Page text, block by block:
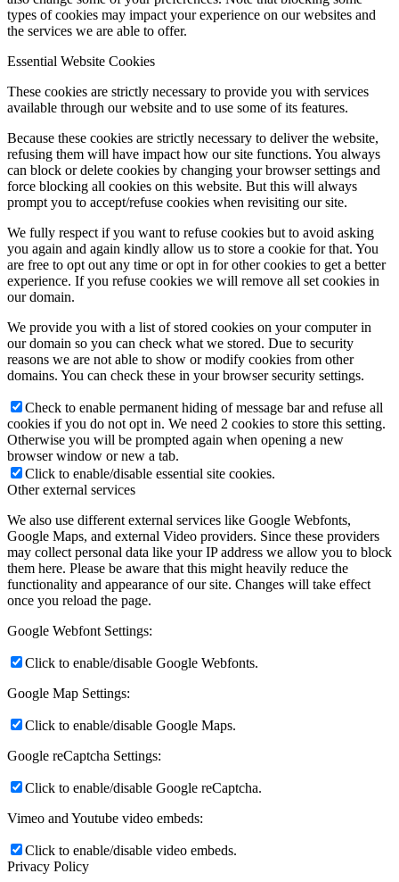
types of cookies may impact your experience on our websites and
the services we are able to offer.
Essential Website Cookies
These cookies are strictly necessary to provide you with services
available through our website and to use some of its features.
Because these cookies are strictly necessary to deliver the website,
refusing them will have impact how our site functions. You always
can block or delete cookies by changing your browser settings and
force blocking all cookies on this website. But this will always
prompt you to accept/refuse cookies when revisiting our site.
We fully respect if you want to refuse cookies but to avoid asking
you again and again kindly allow us to store a cookie for that. You
are free to opt out any time or opt in for other cookies to get a better
experience. If you refuse cookies we will remove all set cookies in
our domain.
We provide you with a list of stored cookies on your computer in
our domain so you can check what we stored. Due to security
reasons we are not able to show or modify cookies from other
domains. You can check these in your browser security settings.
Check to enable permanent hiding of message bar and refuse all
cookies if you do not opt in. We need 2 cookies to store this setting.
Otherwise you will be prompted again when opening a new
browser window or new a tab.
Click to enable/disable essential site cookies.
Other external services
We also use different external services like Google Webfonts,
Google Maps, and external Video providers. Since these providers
may collect personal data like your IP address we allow you to block
them here. Please be aware that this might heavily reduce the
functionality and appearance of our site. Changes will take effect
once you reload the page.
Google Webfont Settings:
Click to enable/disable Google Webfonts.
Google Map Settings:
Click to enable/disable Google Maps.
Google reCaptcha Settings:
Click to enable/disable Google reCaptcha.
Vimeo and Youtube video embeds:
Click to enable/disable video embeds.
Privacy Policy